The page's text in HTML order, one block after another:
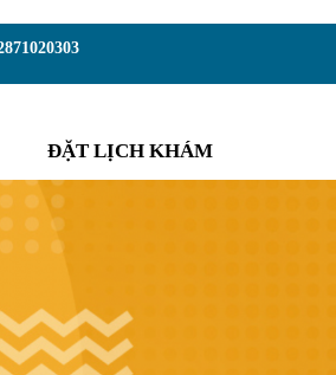
ĐẶT LỊCH KHÁM